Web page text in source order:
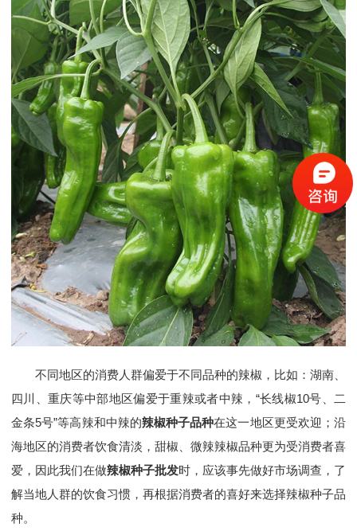
不同地区的消费人群偏爱于不同品种的辣椒，比如：湖南、
四川、重庆等中部地区偏爱于重辣或者中辣，“长线椒10号、二
金条5号”等高辣和中辣的辣椒种子品种在这一地区更受欢迎；沿
海地区的消费者饮食清淡，甜椒、微辣辣椒品种更为受消费者喜
爱，因此我们在做辣椒种子批发时，应该事先做好市场调查，了
解当地人群的饮食习惯，再根据消费者的喜好来选择辣椒种子品
种。